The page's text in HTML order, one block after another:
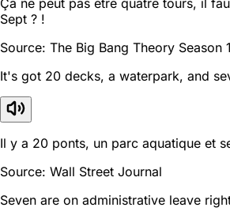
Sept ? !
Source: The Big Bang Theory Season
It's got 20 decks, a waterpark, and
Il y a 20 ponts, un parc aquatique et
Source: Wall Street Journal
Seven are on administrative leave